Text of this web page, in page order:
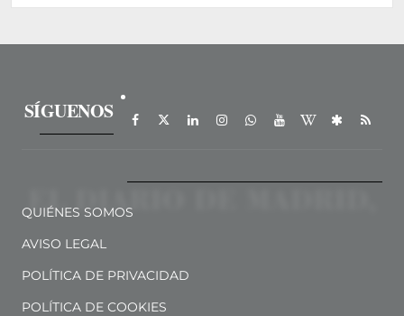
SÍGUENOS
QUIÉNES SOMOS
AVISO LEGAL
POLÍTICA DE PRIVACIDAD
POLÍTICA DE COOKIES